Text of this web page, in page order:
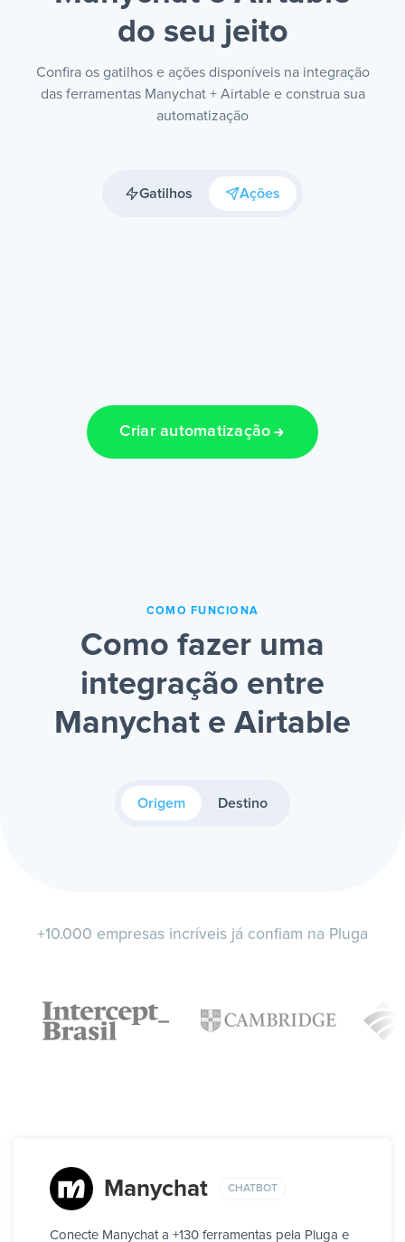
do seu jeito
Confira os gatilhos e ações disponíveis na integração
das ferramentas Manychat + Airtable e construa sua
automatização
Gatilhos Ações
Criar automatização
COMO FUNCIONA
Como fazer uma
integração entre
Manychat e Airtable
Origem Destino
+10.000 empresas incríveis já confiam na Pluga
Manychat CHATBOT
Conecte Manychat a +130 ferramentas pela Pluga e